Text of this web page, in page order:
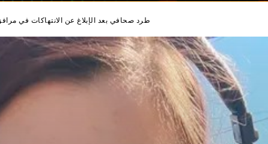
طرد صحافي بعد الإبلاغ عن الانتهاكات في مرافق